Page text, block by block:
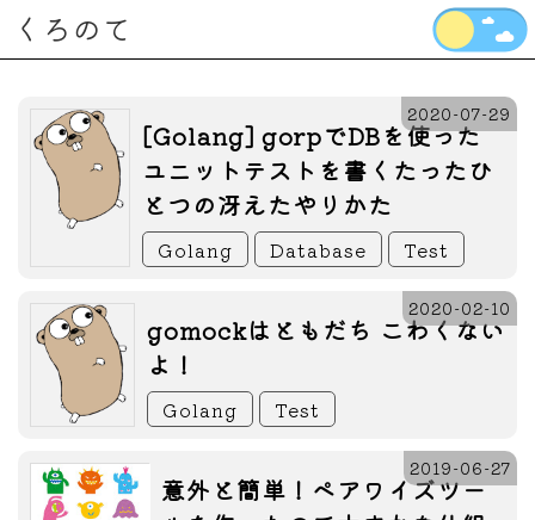
くろのて
[Golang] gorpでDBを使った
ユニットテストを書くたったひ
とつの冴えたやりかた
2020-07-29
Golang Database Test
gomockはともだち こわくない
よ！
2020-02-10
Golang Test
意外と簡単！ペアワイズツー
2019-06-27